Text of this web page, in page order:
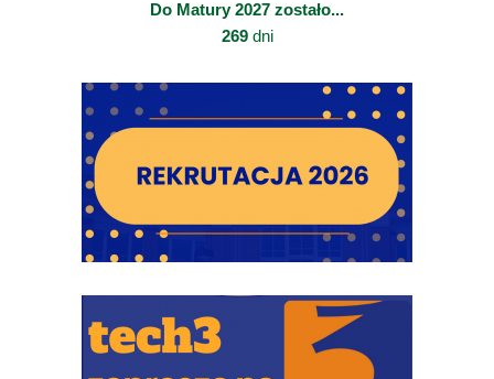
Do Matury 2027 zostało...
269dni